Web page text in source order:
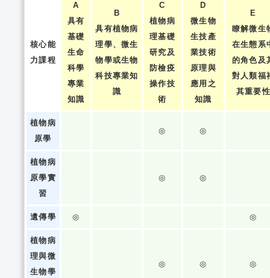
核心能
力課程
A
具有
基礎
生命
科學
專業
知識
B
具有植物病
理學、微生
物學或生物
科技專業知
識
C
植物病
理基礎
研究及
防檢疫
操作技
術
D
微生物
生技產
業技術
原理與
應用之
知識
E
瞭解微生
在生態系
的角色及
對人類福
其重要
植物病
原學
◎ ◎
植物病
原學實
習
◎ ◎
遺傳學 ◎ ◎
植物病
理與微
生物學
◎ ◎ ◎